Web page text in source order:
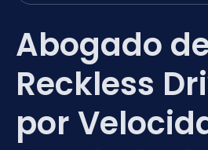
Abogado
Reckless
por